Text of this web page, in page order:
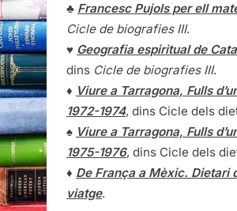
♣ Francesc Pujols per ell
Cicle de biografies III.
♥ Geografia espiritual de
dins Cicle de biografies III.
♦ Viure a Tarragona, Fulls
1972-1974, dins Cicle dels
♠ Viure a Tarragona, Fulls
1975-1976, dins Cicle dels
♦ De França a Mèxic. Dietari
viatge.